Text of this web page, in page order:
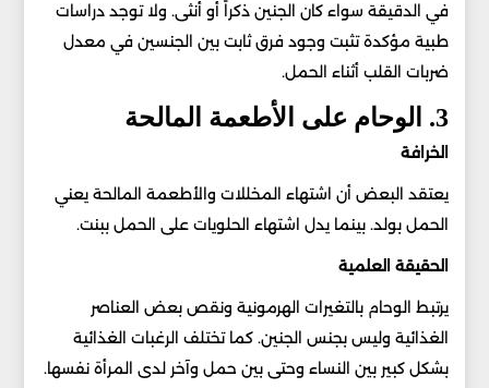
في الدقيقة سواء كان الجنين ذكراً أو أنثى. ولا توجد دراسات
طبية مؤكدة تثبت وجود فرق ثابت بين الجنسين في معدل
ضربات القلب أثناء الحمل.
3. الوحام على الأطعمة المالحة
الخرافة
يعتقد البعض أن اشتهاء المخللات والأطعمة المالحة يعني
الحمل بولد. بينما يدل اشتهاء الحلويات على الحمل ببنت.
الحقيقة العلمية
يرتبط الوحام بالتغيرات الهرمونية ونقص بعض العناصر
الغذائية وليس بجنس الجنين. كما تختلف الرغبات الغذائية
بشكل كبير بين النساء وحتى بين حمل وآخر لدى المرأة نفسها.